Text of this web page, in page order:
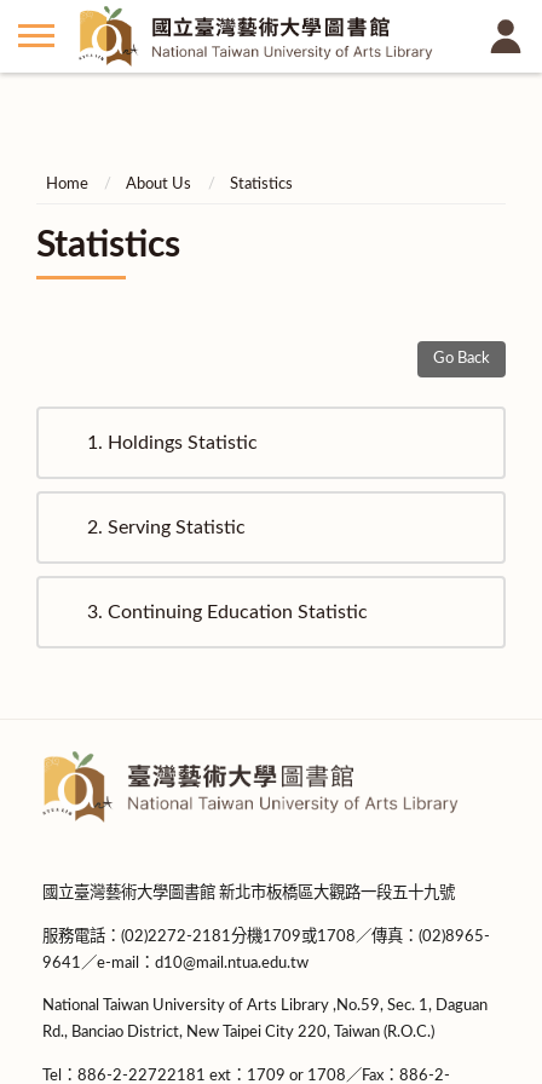
Home About Us Statistics
Statistics
Go Back
1. Holdings Statistic
2. Serving Statistic
3. Continuing Education Statistic
國立臺灣藝術大學圖書館 新北市板橋區大觀路一段五十九號
服務電話：(02)2272-2181分機1709或1708／傳真：(02)8965-
9641／e-mail：d10@mail.ntua.edu.tw
National Taiwan University of Arts Library ,No.59, Sec. 1, Daguan
Rd., Banciao District, New Taipei City 220, Taiwan (R.O.C.)
Tel：886-2-22722181 ext：1709 or 1708／Fax：886-2-